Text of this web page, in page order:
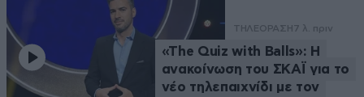
ΤΗΛΕΟΡΑΣΗ7 λ. πριν
«The Quiz with Balls»: Η
ανακοίνωση του ΣΚΑΪ για το
νέο τηλεπαιχνίδι με τον